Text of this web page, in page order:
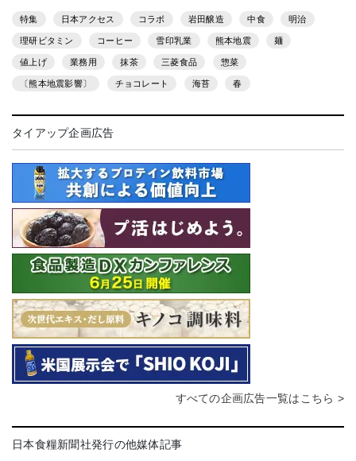
特集 日本アクセス コラボ 岩田醸造 中食 明治
理研ビタミン コーヒー 雪印乳業 熊本地震 麺
値上げ 業務用 抹茶 三菱食品 惣菜
〔熊本地震影響〕 チョコレート 海苔 春
タイアップ企画広告
すべての企画広告一覧はこちら >
日本食糧新聞社発行の他媒体記事